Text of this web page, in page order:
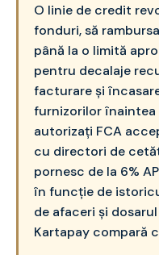
O linie de credit
fonduri, să
până la o limită
pentru decalaje
facturare și
furnizorilor
autorizați FCA
cu directori de
pornesc de la 6%
în funcție de
de afaceri și
Kartapay compară